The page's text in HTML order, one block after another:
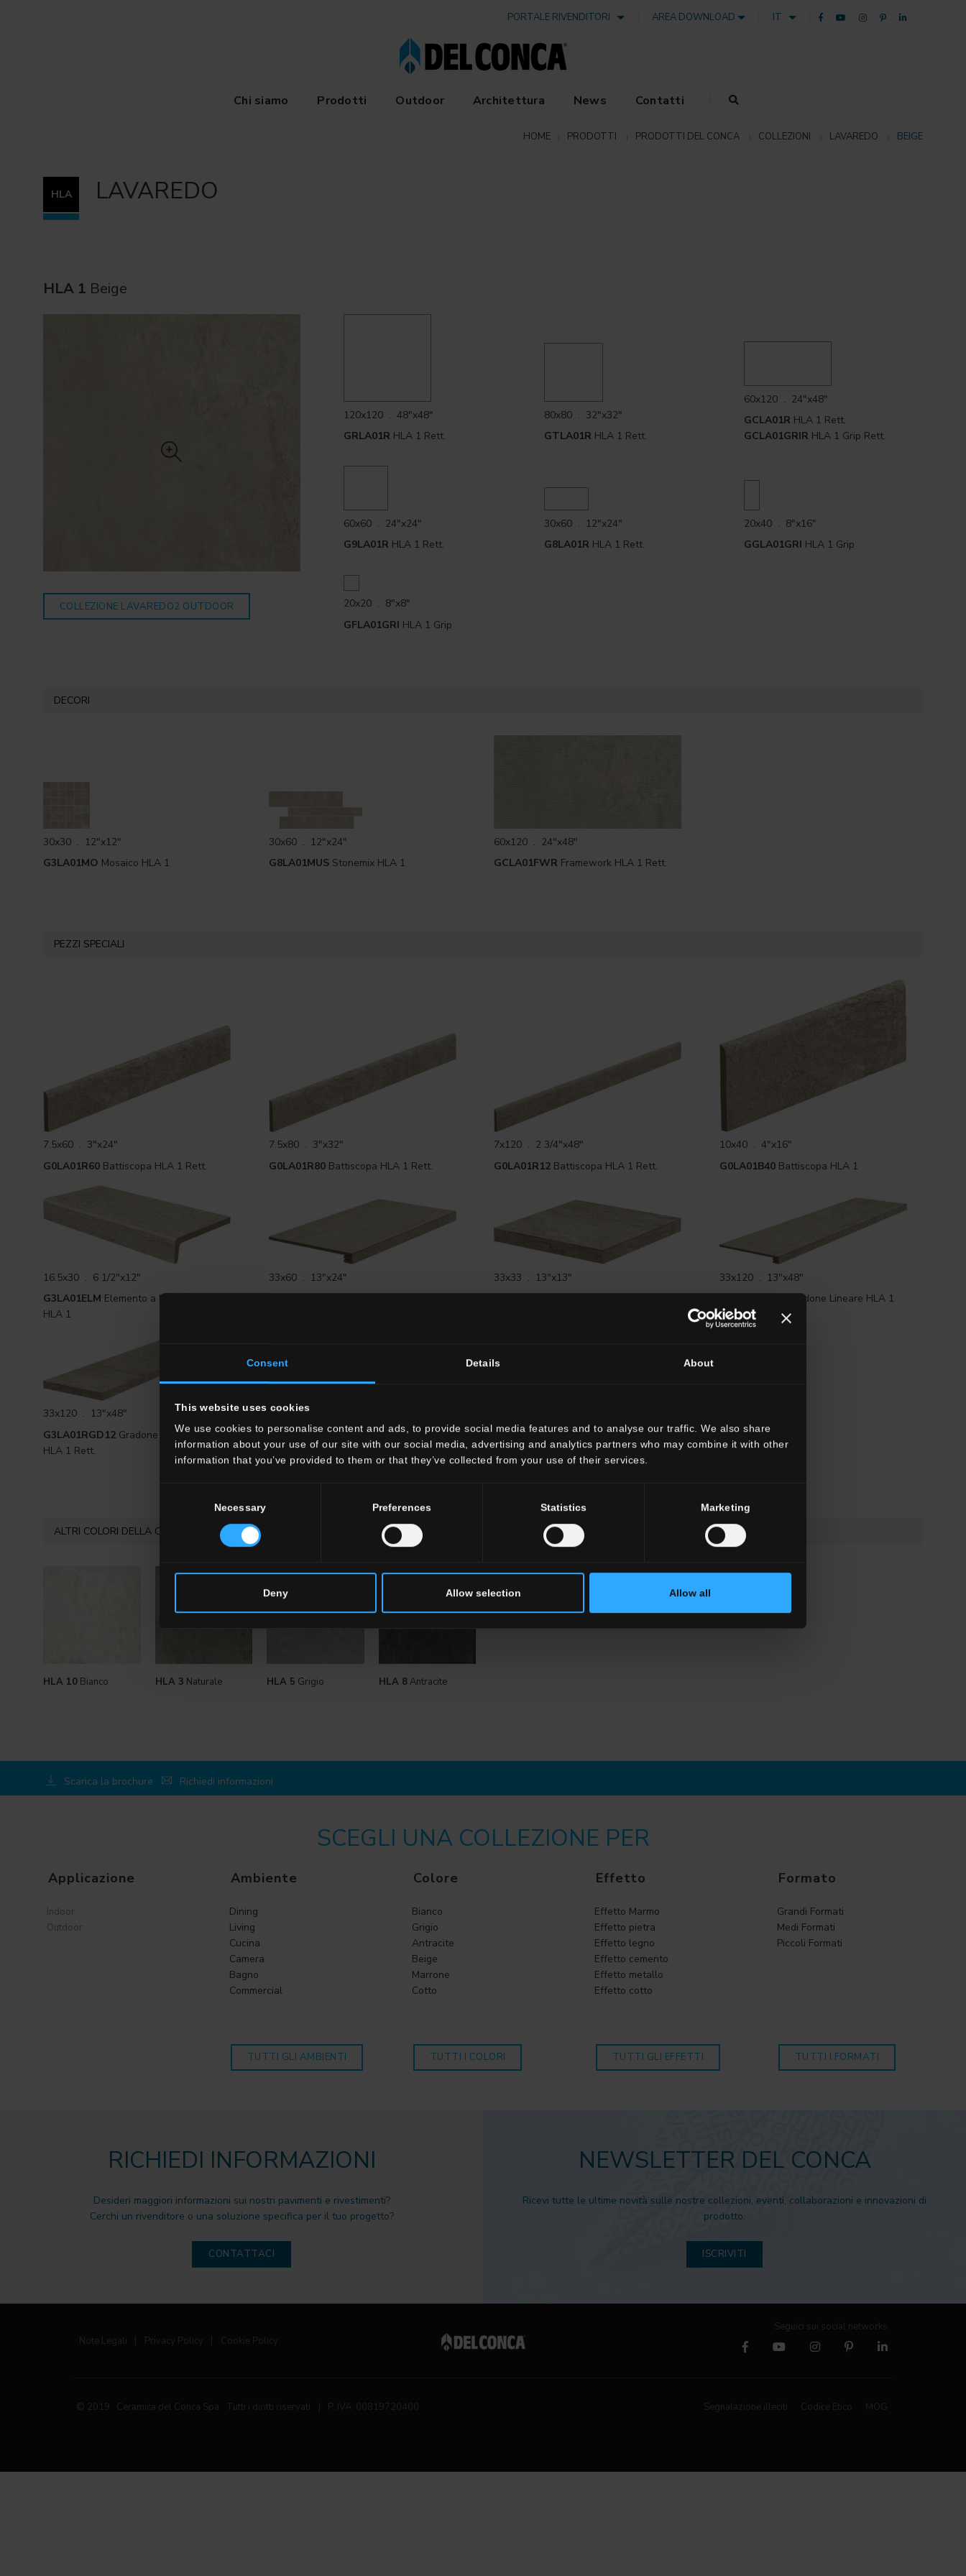
Consent Details About
This website uses cookies
We use cookies to personalise content and ads, to provide social media features and to analyse our traffic. We also share
information about your use of our site with our social media, advertising and analytics partners who may combine it with other
information that you’ve provided to them or that they’ve collected from your use of their services.
Necessary Preferences Statistics Marketing
Deny Allow selection Allow all
PORTALE RIVENDITORI AREA DOWNLOAD IT
Chi siamo Prodotti Outdoor Architettura News Contatti
HOME PRODOTTI PRODOTTI DEL CONCA COLLEZIONI LAVAREDO BEIGE
HLA LAVAREDO
HLA 1 Beige
COLLEZIONE LAVAREDO2 OUTDOOR
120x120 . 48"x48"
GRLA01R HLA 1 Rett.
80x80 . 32"x32"
GTLA01R HLA 1 Rett.
60x120 . 24"x48"
GCLA01R HLA 1 Rett.
GCLA01GRIR HLA 1 Grip Rett.
60x60 . 24"x24"
G9LA01R HLA 1 Rett.
30x60 . 12"x24"
G8LA01R HLA 1 Rett.
20x40 . 8"x16"
GGLA01GRI HLA 1 Grip
20x20 . 8"x8"
GFLA01GRI HLA 1 Grip
DECORI
30x30 . 12"x12"
G3LA01MO Mosaico HLA 1
30x60 . 12"x24"
G8LA01MUSStonemix HLA 1
60x120 . 24"x48"
GCLA01FWR Framework HLA 1 Rett.
PEZZI SPECIALI
7.5x60 . 3"x24"
G0LA01R60 Battiscopa HLA 1 Rett.
7.5x80 . 3"x32"
G0LA01R80Battiscopa HLA 1 Rett.
7x120 . 2 3/4"x48"
G0LA01R12 Battiscopa HLA 1 Rett.
10x40 . 4"x16"
G0LA01B40Battiscopa HLA 1
16.5x30 . 6 1/2"x12"
G3LA01ELM Elemento a L Monolitico
HLA 1
33x60 . 13"x24"
33x33 . 13"x13"
33x120 . 13"x48"
Gradone Lineare HLA 1
Rett.
33x120 . 13"x48"
G3LA01RGD12 Gradone Angolare DX
HLA 1 Rett.
33x120 . 13"x48"
G3LA01RGS12Gradone Angolare SX
HLA 1 Rett.
ALTRI COLORI DELLA COLLEZIONE
HLA 10 Bianco HLA 3 Naturale HLA 5 Grigio HLA 8Antracite
Scarica la brochure Richiedi informazioni
SCEGLI UNA COLLEZIONE PER
Applicazione
Indoor
Outdoor
Ambiente
Dining
Living
Cucina
Camera
Bagno
Commercial
TUTTI GLI AMBIENTI
Colore
Bianco
Grigio
Antracite
Beige
Marrone
Cotto
TUTTI I COLORI
Effetto
Effetto Marmo
Effetto pietra
Effetto legno
Effetto cemento
Effetto metallo
Effetto cotto
TUTTI GLI EFFETTI
Formato
Grandi Formati
Medi Formati
Piccoli Formati
TUTTI I FORMATI
RICHIEDI INFORMAZIONI
Desideri maggiori informazioni sui nostri pavimenti e rivestimenti?
Cerchi un rivenditore o una soluzione specifica per il tuo progetto?
CONTATTACI
NEWSLETTER DEL CONCA
Ricevi tutte le ultime novità sulle nostre collezioni, eventi, collaborazioni e innovazioni di
prodotto.
ISCRIVITI
Note Legali Privacy Policy Cookie Policy
Seguici sui social networks
© 2019 Ceramica del Conca Spa Tutti i diritti riservati P. IVA 00819720400 Segnalazione illeciti Codice Etico MOG